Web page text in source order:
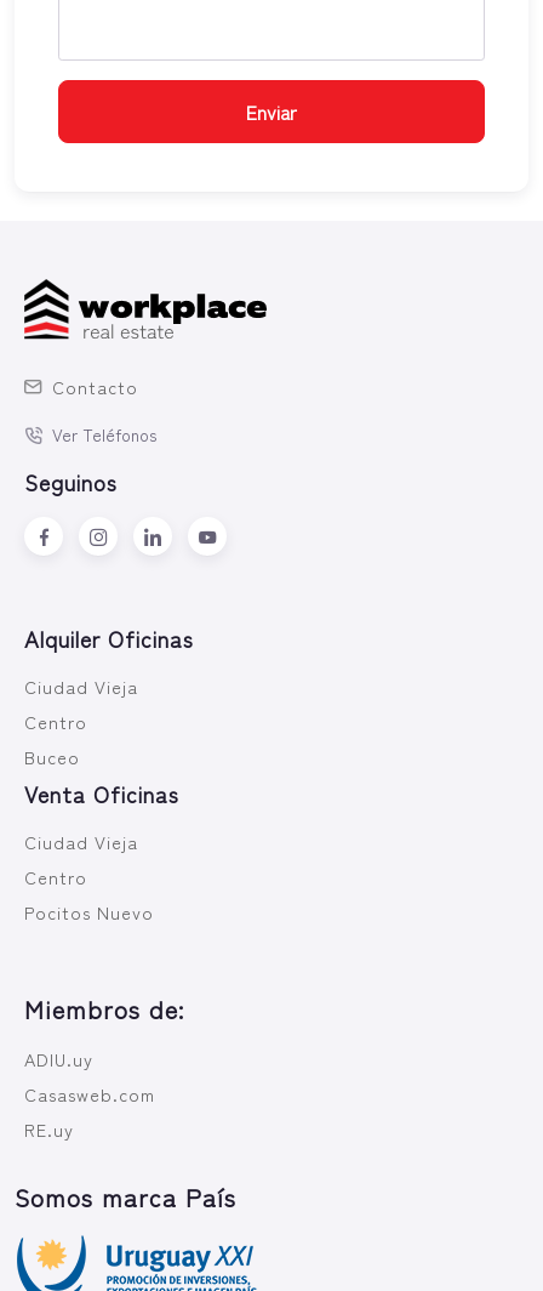
Contacto
Ver Teléfonos
Seguinos
Alquiler Oficinas
Ciudad Vieja
Centro
Buceo
Venta Oficinas
Ciudad Vieja
Centro
Pocitos Nuevo
Miembros de:
ADIU.uy
Casasweb.com
RE.uy
Somos marca País